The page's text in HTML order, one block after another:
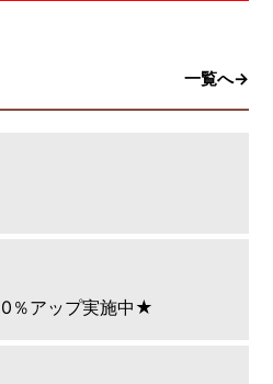
一覧へ→
％アップ実施中★